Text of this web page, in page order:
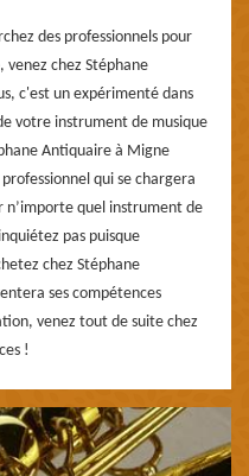
des professionnels pour
venez chez Stéphane
c'est un expérimenté dans
votre instrument de musique
Antiquaire à Migne
qui se chargera
quel instrument de
pas puisque
chez Stéphane
ses compétences
venez tout de suite chez
!